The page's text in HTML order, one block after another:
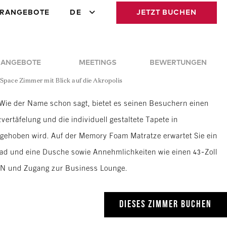
DE JETZT BUCHEN
MEETINGS BEWERTUNGEN
Space Zimmer mit Blick auf die Akropolis
der Name schon sagt, bietet es seinen Besuchern einen
und die individuell gestaltete Tapete in
wird. Auf der Memory Foam Matratze erwartet Sie ein
und eine Dusche sowie Annehmlichkeiten wie einen 43-Zoll
und Zugang zur Business Lounge.
DIESES ZIMMER BUCHEN